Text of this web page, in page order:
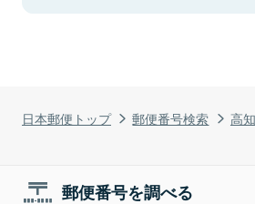
日本郵便トップ 郵便番号検索 高
郵便番号を調べる